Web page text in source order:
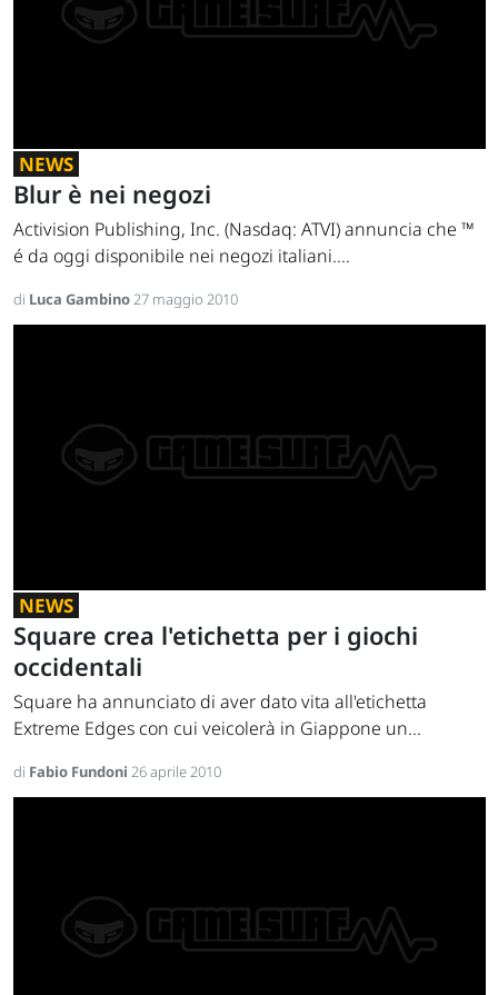
NEWS
Blur è nei negozi
Activision Publishing, Inc. (Nasdaq: ATVI) annuncia che ™
é da oggi disponibile nei negozi italiani....
di Luca Gambino27 maggio 2010
NEWS
Square crea l'etichetta per i giochi
occidentali
Square ha annunciato di aver dato vita all'etichetta
Extreme Edges con cui veicolerà in Giappone un...
di Fabio Fundoni 26 aprile 2010